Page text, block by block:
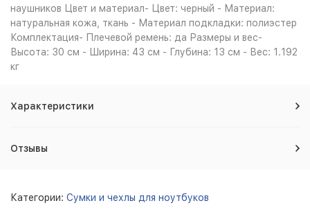
наушников Цвет и материал- Цвет: черный - Материал:
натуральная кожа, ткань - Материал подкладки: полиэстер
Комплектация- Плечевой ремень: да Размеры и вес-
Высота: 30 см - Ширина: 43 см - Глубина: 13 см - Вес: 1.192
кг
Характеристики
Отзывы
Категории: Сумки и чехлы для ноутбуков